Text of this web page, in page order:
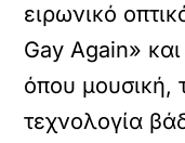
ειρωνικό
Gay Again»
όπου μουσική,
τεχνολογία